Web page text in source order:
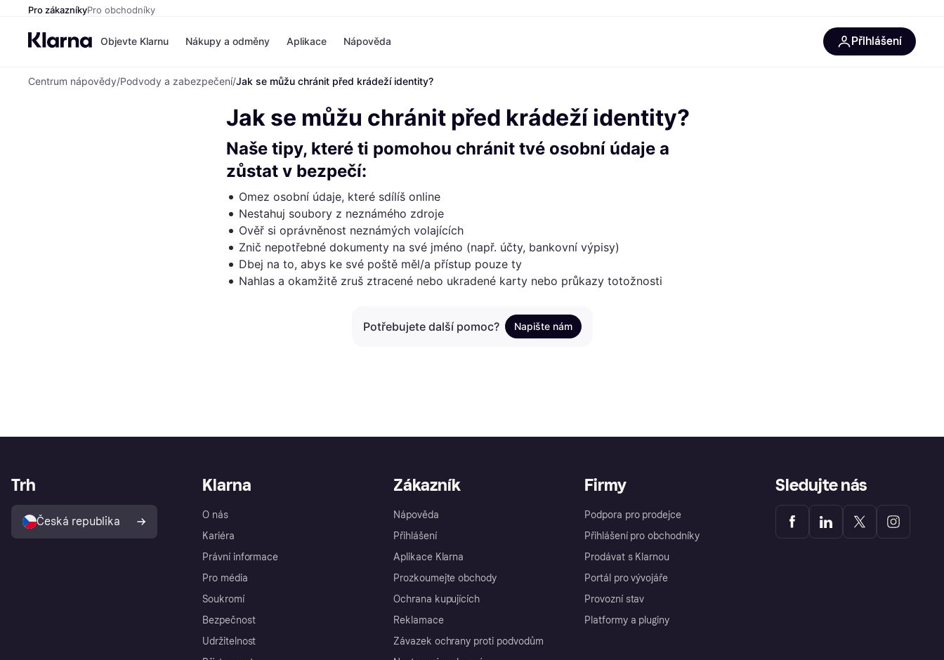
Pro zákazníkyPro obchodníky
Objevte Klarnu
Varianty placení
Zaplatit hned
Zaplať za 30 dní
Nákupy a odměny
Nákup podle značek
ABOUT YOU
H&M
Pilulka
Prozkoumejte obchody
Domácnost a životní styl
Sporty a fitness
Aplikace Nápověda Přihlášení
Centrum nápovědy/Podvody a zabezpečení/Jak se můžu chránit před krádeží identity?
Jak se můžu chránit před krádeží identity?
Naše tipy, které ti pomohou chránit tvé osobní údaje a
zůstat v bezpečí:
Omez osobní údaje, které sdílíš online
Nestahuj soubory z neznámého zdroje
Ověř si oprávněnost neznámých volajících
Znič nepotřebné dokumenty na své jméno (např. účty, bankovní výpisy)
Dbej na to, abys ke své poště měl/a přístup pouze ty
Nahlas a okamžitě zruš ztracené nebo ukradené karty nebo průkazy totožnosti
Potřebujete další pomoc? Napište nám
Klarna
O nás
Kariéra
Právní informace
Pro média
Soukromí
Bezpečnost
Udržitelnost
Zákazník
Nápověda
Přihlášení
Aplikace Klarna
Prozkoumejte obchody
Ochrana kupujících
Reklamace
Závazek ochrany proti podvodům
Firmy
Podpora pro prodejce
Přihlášení pro obchodníky
Prodávat s Klarnou
Portál pro vývojáře
Provozní stav
Platformy a pluginy
Trh
Česká republika
Sledujte nás